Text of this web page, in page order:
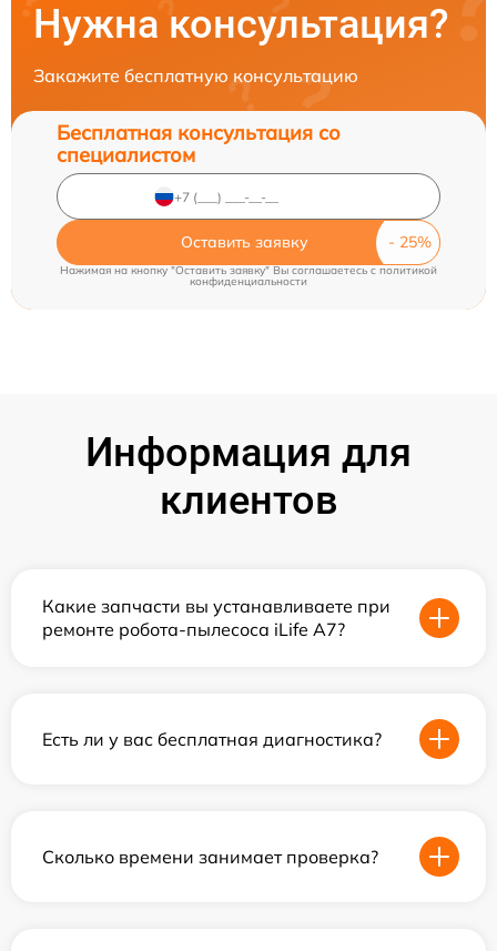
Нужна консультация?
Закажите бесплатную консультацию
Бесплатная консультация со
специалистом
Оставить заявку
Нажимая на кнопку "Оставить заявку" Вы соглашаетесь c политикой
конфиденциальности
Информация для
клиентов
Какие запчасти вы устанавливаете при
ремонте робота-пылесоса iLife A7?
Есть ли у вас бесплатная диагностика?
Сколько времени занимает проверка?